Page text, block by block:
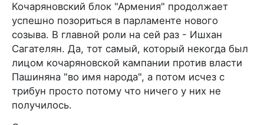
Кочаряновский блок "Армения" продолжает
успешно позориться в парламенте нового
созыва. В главной роли на сей раз - Ишхан
Сагателян. Да, тот самый, который некогда был
лицом кочаряновской кампании против власти
Пашиняна "во имя народа", а потом исчез с
трибун просто потому что ничего у них не
получилось.